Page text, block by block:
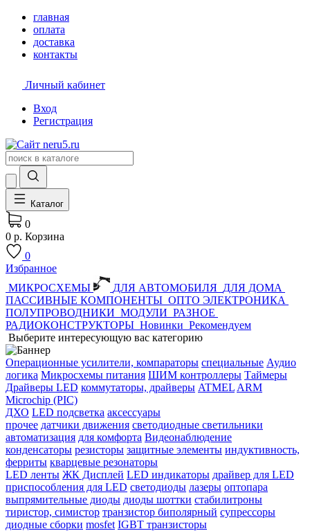
главная
оплата
доставка
контакты
Личный кабинет
Вход
Регистрация
Каталог
0
0 р. Корзина
0
Избранное
МИКРОСХЕМЫ
ДЛЯ АВТОМОБИЛЯ ДЛЯ ДОМА
ПАССИВНЫЕ КОМПОНЕНТЫ ОПТО ЭЛЕКТРОНИКА
ПОЛУПРОВОДНИКИ МОДУЛИ РАЗНОЕ
РАДИОКОНСТРУКТОРЫ Новинки Рекомендуем
Выберите интересующую вас категорию
Операционные усилители, компараторы специальные Аудио
логика Микросхемы питания ШИМ контроллеры Таймеры
Драйверы LED коммутаторы, драйверы ATMEL ARM
Microchip (PIC)
ДХО LED подсветка аксессуары
прочее датчики движения светодиодные светильники
автоматизация для комфорта Видеонаблюдение
конденсаторы резисторы защитные элементы индуктивность,
ферриты кварцевые резонаторы
LED ленты ЖК Дисплей LED индикаторы драйвер для LED
приспособления для LED светодиоды лазеры оптопара
выпрямительные диоды диоды шоттки стабилитроны
тиристор, симистор транзистор биполярный супрессоры
диодные сборки mosfet IGBT транзисторы